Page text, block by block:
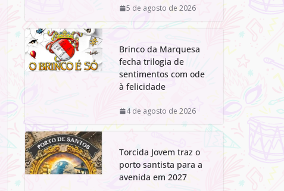
5 de agosto de 2026
Brinco da Marquesa
fecha trilogia de
sentimentos com ode
à felicidade
4 de agosto de 2026
Torcida Jovem traz o
porto santista para a
avenida em 2027